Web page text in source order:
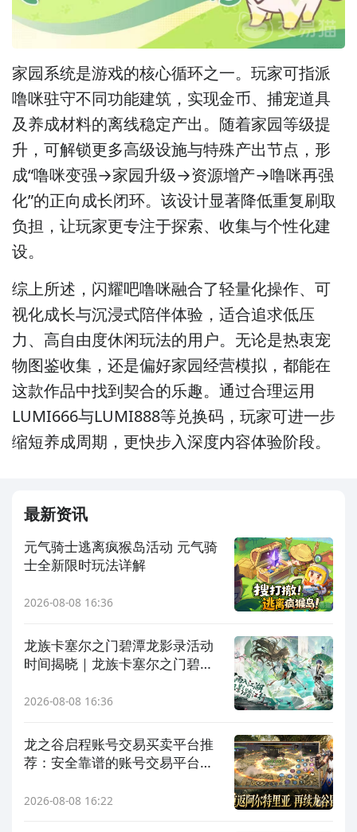
家园系统是游戏的核心循环之一。玩家可指派
噜咪驻守不同功能建筑，实现金币、捕宠道具
及养成材料的离线稳定产出。随着家园等级提
升，可解锁更多高级设施与特殊产出节点，形
成“噜咪变强→家园升级→资源增产→噜咪再强
化”的正向成长闭环。该设计显著降低重复刷取
负担，让玩家更专注于探索、收集与个性化建
设。
综上所述，闪耀吧噜咪融合了轻量化操作、可
视化成长与沉浸式陪伴体验，适合追求低压
力、高自由度休闲玩法的用户。无论是热衷宠
物图鉴收集，还是偏好家园经营模拟，都能在
这款作品中找到契合的乐趣。通过合理运用
LUMI666与LUMI888等兑换码，玩家可进一步
缩短养成周期，更快步入深度内容体验阶段。
最新资讯
元气骑士逃离疯猴岛活动 元气骑
士全新限时玩法详解
2026-08-08 16:36
龙族卡塞尔之门碧潭龙影录活动
时间揭晓｜龙族卡塞尔之门碧潭
2026-08-08 16:36
龙之谷启程账号交易买卖平台推
荐：安全靠谱的账号交易平台有
2026-08-08 16:22